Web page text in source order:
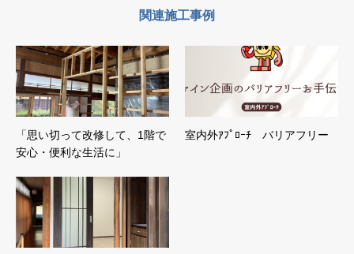
関連施工事例
「思い切って改修して、1階で
安心・便利な生活に」
室内外ｱﾌﾟﾛｰﾁ バリアフリー